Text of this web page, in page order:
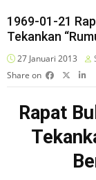
1969-01-21
Tekankan
27 Januari 2013
Share on
Rapat